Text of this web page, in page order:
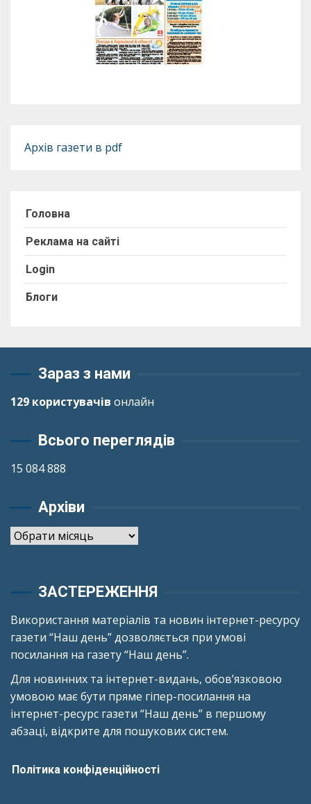
Архів газети в pdf
Головна
Реклама на сайті
Login
Блоги
Зараз з нами
129 користувачів онлайн
Всього переглядів
15 084 888
Архіви
Архіви
ЗАСТЕРЕЖЕННЯ
Використання матеріалів та новин інтернет-ресурсу
газети “Наш день” дозволяється при умові
посилання на газету “Наш день”.
Для новинних та інтернет-видань, обов’язковою
умовою має бути пряме гіпер-посилання на
інтернет-ресурс газети “Наш день” в першому
абзаці, відкрите для пошукових систем.
Політика конфіденційності